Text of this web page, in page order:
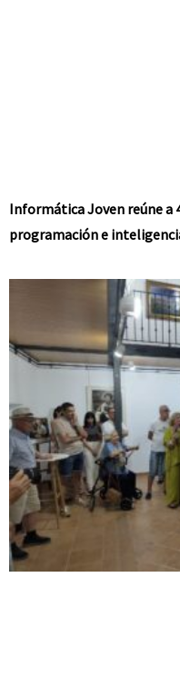
Informática Joven reúne a
programación e